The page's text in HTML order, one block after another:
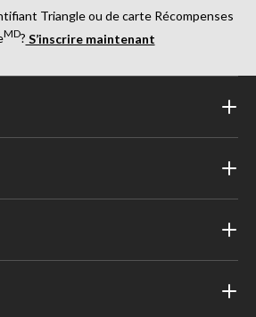
Triangle ou de carte Récompenses
MD? S’inscrire maintenant